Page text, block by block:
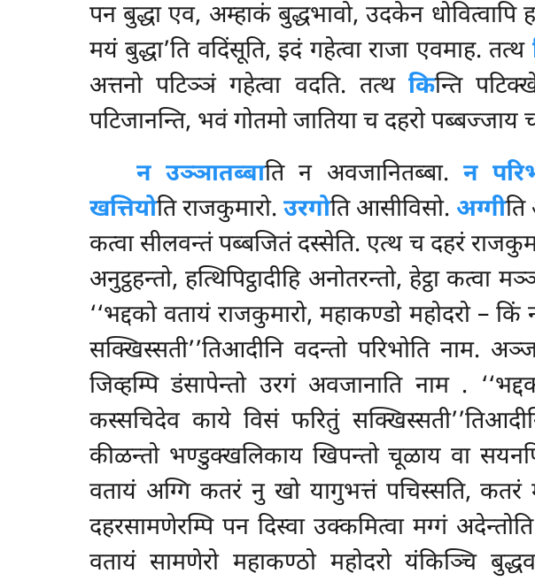
पन बुद्धा एव, अम्हाकं बुद्धभावो, उदकेन धोवित्वापि
मयं बुद्धा’ति वदिंसूति, इदं गहेत्वा राजा एवमाह. तत्थ
अत्तनो पटिञ्ञं गहेत्वा वदति. तत्थकिन्ति
पटिजानन्ति, भवं गोतमो जातिया च दहरो पब्बज्जाय
न उञ्ञातब्बाति न अवजानितब्बा.न
खत्तियोति राजकुमारो.उरगोति आसीविसो. अग्गीति
कत्वा सीलवन्तं पब्बजितं दस्सेति. एत्थ च दहरं
अनुट्ठहन्तो, हत्थिपिट्ठादीहि अनोतरन्तो, हेट्ठा
‘‘भद्दको वतायं राजकुमारो, महाकण्डो महोदरो –
सक्खिस्सती’’तिआदीनि वदन्तो परिभोति नाम.
जिव्हम्पि डंसापेन्तो उरगं अवजानाति नाम .
कस्सचिदेव काये विसं फरितुं
कीळन्तो भण्डुक्खलिकाय खिपन्तो चूळाय वा
वतायं अग्गि कतरं नु खो यागुभत्तं पचिस्सति, कतरं
दहरसामणेरम्पि पन दिस्वा उक्कमित्वा मग्गं अदेन्तोति
वतायं सामणेरो महाकण्ठो महोदरो यंकिञ्चि